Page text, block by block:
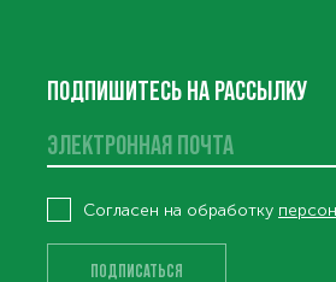
ПОДПИШИТЕСЬ НА РАССЫЛКУ
Согласен на обработку
ПОДПИСАТЬСЯ